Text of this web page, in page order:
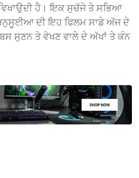
ਵਿਖਾਉਦੀ ਹੈ। ਇਕ ਸੁਚੱਜੇ ਤੇ ਸਭਿਆ
ਦੀ ਇਹ ਫਿਲਮ ਸਾਡੇ ਅੱਜ ਦੇ
ਸੁਣਨ ਤੇ ਵੇਖਣ ਵਾਲੇ ਦੇ ਅੱਖਾਂ ਤੇ ਕੰਨ